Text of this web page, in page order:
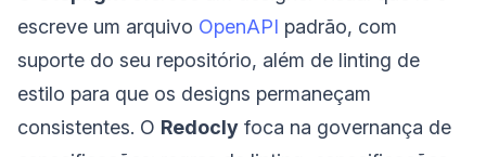
escreve um arquivo OpenAPI padrão, com
suporte do seu repositório, além de linting de
estilo para que os designs permaneçam
consistentes. O Redocly foca na governança de